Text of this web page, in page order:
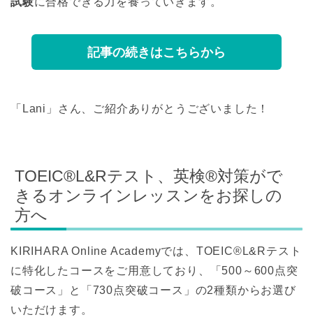
記事の続きはこちらから
「Lani」さん、ご紹介ありがとうございました！
TOEIC®L&Rテスト、英検®対策がで
きるオンラインレッスンをお探しの
方へ
KIRIHARA Online Academyでは、TOEIC®L&Rテスト
に特化したコースをご用意しており、「500～600点突
破コース」と「730点突破コース」の2種類からお選び
いただけます。